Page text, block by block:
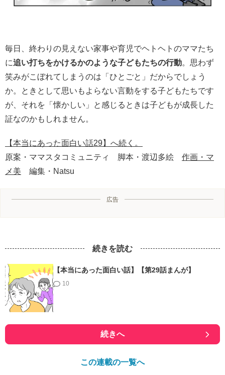
毎日、終わりの見えない家事や育児でヘトヘトのママたち
に追い打ちをかけるかのような子どもたちの行動。思わず
笑みがこぼれてしまうのは「ひとごと」だからでしょう
か。ときとして思いもよらない言動をする子どもたちです
が、それを「懐かしい」と感じるときは子どもが成長した
証なのかもしれません。
【本当にあった面白い話29】へ続く。
原案・ママスタコミュニティ 脚本・渡辺多絵 作画・マ
メ美 編集・Natsu
広告
続きを読む
【本当にあった面白い話】【第29話まんが】
10
続きへ
この連載の一覧へ